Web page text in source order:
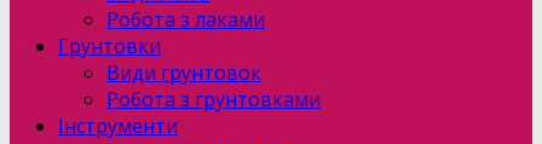
Робота з лаками
Грунтовки
Види грунтовок
Робота з грунтовками
Інструменти